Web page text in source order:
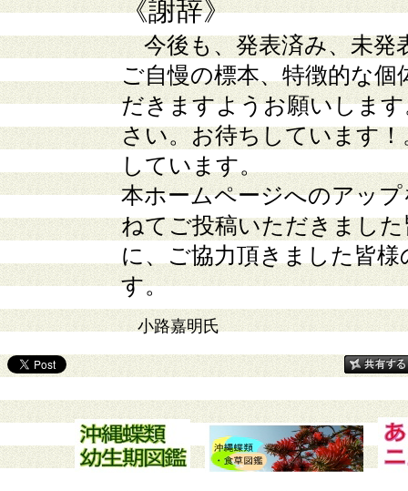
《謝辞》
今後も、発表済み、未発
ご自慢の標本、特徴的な
だきますようお願いしま
さい。お待ちしています
しています。
本ホームページへのアッ
ねてご投稿いただきまし
に、ご協力頂きました皆
す。
小路嘉明氏